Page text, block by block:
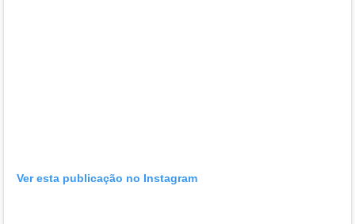
Ver esta publicação no Instagram